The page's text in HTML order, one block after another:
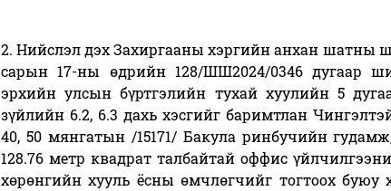
2. Нийслэл дэх Захиргааны хэргийн анхан шатны
сарын 17-ны өдрийн 128/ШШ2024/0346 дугаар
эрхийн улсын бүртгэлийн тухай хуулийн 5
зүйлийн 6.2, 6.3 дахь хэсгийг баримтлан
40, 50 мянгатын /15171/ Бакула ринбучийн
128.76 метр квадрат талбайтай оффис
хөрөнгийн хууль ёсны өмчлөгчийг тогтоох буюу